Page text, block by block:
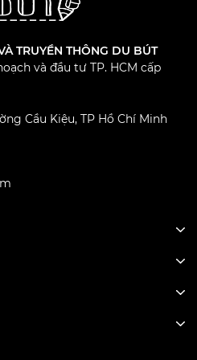
TRUYỀN THÔNG DU BÚT
và đầu tư TP. HCM cấp
Cầu Kiệu, TP Hồ Chí Minh